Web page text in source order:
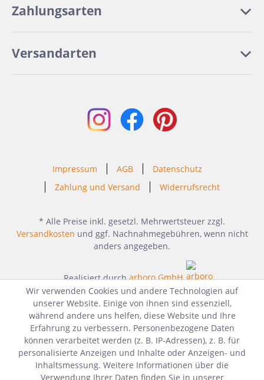
Zahlungsarten
Versandarten
Impressum AGB
Datenschutz
Zahlung und Versand
Widerrufsrecht
* Alle Preise inkl. gesetzl. Mehrwertsteuer zzgl.
Versandkosten und ggf. Nachnahmegebühren, wenn nicht
anders angegeben.
Realisiert durcharboro GmbH
Wir verwenden Cookies und andere Technologien auf
unserer Website. Einige von ihnen sind essenziell,
während andere uns helfen, diese Website und Ihre
Erfahrung zu verbessern. Personenbezogene Daten
können verarbeitet werden (z. B. IP-Adressen), z. B. für
personalisierte Anzeigen und Inhalte oder Anzeigen- und
Inhaltsmessung. Weitere Informationen über die
Verwendung Ihrer Daten finden Sie in unserer